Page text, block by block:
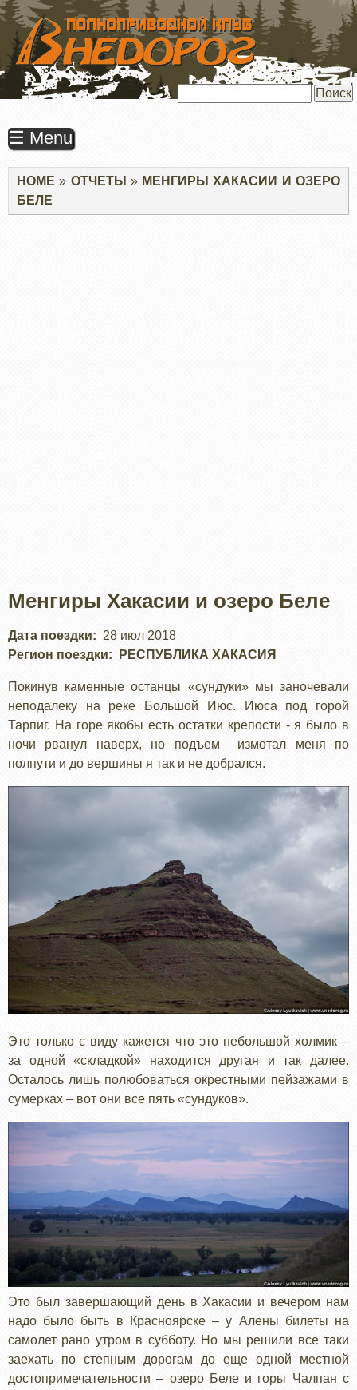
ПЕРЕЙТИ
ОСНОВНОМУ
СОДЕРЖАНИЮ
☰ Menu
Строка
навигации
HOME ОТЧЕТЫ
МЕНГИРЫ ХАКАСИИ И ОЗЕРО
БЕЛЕ
Менгиры Хакасии и озеро Беле
Дата поездки
28 июл 2018
Регион поездки
РЕСПУБЛИКА ХАКАСИЯ
Покинув каменные останцы «сундуки» мы заночевали
неподалеку на реке Большой Июс. Июса под горой
Тарпиг. На горе якобы есть остатки крепости - я было в
ночи рванул наверх, но подъем измотал меня по
полпути и до вершины я так и не добрался.
Это только с виду кажется что это небольшой холмик –
за одной «складкой» находится другая и так далее.
Осталось лишь полюбоваться окрестными пейзажами в
сумерках – вот они все пять «сундуков».
Это был завершающий день в Хакасии и вечером нам
надо было быть в Красноярске – у Алены билеты на
самолет рано утром в субботу. Но мы решили все таки
заехать по степным дорогам до еще одной местной
достопримечательности – озеро Беле и горы Чалпан с